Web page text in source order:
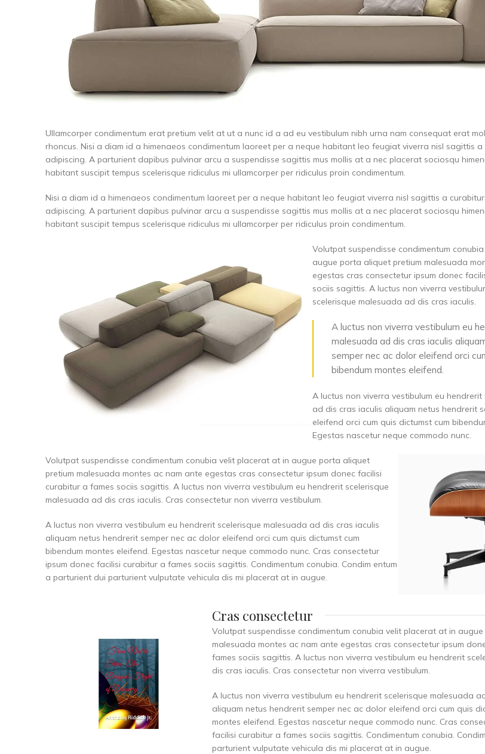
Ullamcorper condimentum erat pretium velit at ut a nunc id a ad eu vestibulum nibh urna nam consequat erat
rhoncus. Nisi a diam id a himenaeos condimentum laoreet per a neque habitant leo feugiat viverra nisl sagittis
adipiscing. A parturient dapibus pulvinar arcu a suspendisse sagittis mus mollis at a nec placerat sociosqu
habitant suscipit tempus scelerisque ridiculus mi ullamcorper per ridiculus proin condimentum.
Nisi a diam id a himenaeos condimentum laoreet per a neque habitant leo feugiat viverra nisl sagittis a
adipiscing. A parturient dapibus pulvinar arcu a suspendisse sagittis mus mollis at a nec placerat sociosqu
habitant suscipit tempus scelerisque ridiculus mi ullamcorper per ridiculus proin condimentum.
Volutpat suspendisse condimentum
augue porta aliquet pretium malesuada
egestas cras consectetur ipsum donec
sociis sagittis. A luctus non viverra
scelerisque malesuada ad dis cras iaculis.
A luctus non viverra vestibulum eu
malesuada ad dis cras iaculis
semper nec ac dolor eleifend orci
bibendum montes eleifend.
A luctus non viverra vestibulum eu
ad dis cras iaculis aliquam netus hendrerit
eleifend orci cum quis dictumst cum
Egestas nascetur neque commodo nunc.
Volutpat suspendisse condimentum conubia velit placerat at in augue porta aliquet
pretium malesuada montes ac nam ante egestas cras consectetur ipsum donec facilisi
curabitur a fames sociis sagittis. A luctus non viverra vestibulum eu hendrerit scelerisque
malesuada ad dis cras iaculis. Cras consectetur non viverra vestibulum.
A luctus non viverra vestibulum eu hendrerit scelerisque malesuada ad dis cras iaculis
aliquam netus hendrerit semper nec ac dolor eleifend orci cum quis dictumst cum
bibendum montes eleifend. Egestas nascetur neque commodo nunc. Cras consectetur
ipsum donec facilisi curabitur a fames sociis sagittis. Condimentum conubia. Condim entum
a parturient dui parturient vulputate vehicula dis mi placerat at in augue.
Cras consectetur
Volutpat suspendisse condimentum conubia velit placerat at in
malesuada montes ac nam ante egestas cras consectetur ipsum
fames sociis sagittis. A luctus non viverra vestibulum eu hendrerit
dis cras iaculis. Cras consectetur non viverra vestibulum.
A luctus non viverra vestibulum eu hendrerit scelerisque malesuada
aliquam netus hendrerit semper nec ac dolor eleifend orci cum quis
montes eleifend. Egestas nascetur neque commodo nunc. Cras
facilisi curabitur a fames sociis sagittis. Condimentum conubia.
parturient vulputate vehicula dis mi placerat at in augue.